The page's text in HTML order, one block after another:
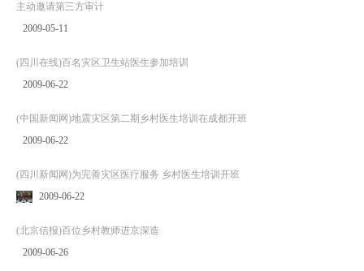
主动邀请第三方审计
2009-05-11
(四川在线)百名灾区卫生站医生参加培训
2009-06-22
(中国新闻网)地震灾区第二期乡村医生培训在成都开班
2009-06-22
(四川新闻网)为完善灾区医疗服务 乡村医生培训开班
2009-06-22
(北京信报)百位乡村教师进京深造
2009-06-26